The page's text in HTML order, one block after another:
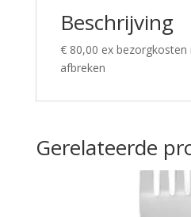
Beschrijving
€ 80,00 ex
afbreken
Gerelateerde